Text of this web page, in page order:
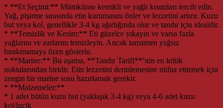
* **Et Seçimi:** Mümkünse kemikli ve yağlı kısımları tercih edin.
Yağ, pişirme sırasında etin kurumasını önler ve lezzetini artırır. Kuzu
but veya kol, genellikle 3-4 kg ağırlığında olur ve tandır için idealdir.
* **Temizlik ve Kesim:** Eti güzelce yıkayın ve varsa fazla
yağlarını ve zarlarını temizleyin. Ancak tamamen yağsız
bırakmamaya özen gösterin.
* **Marine:** Bu aşama, **Tandır Tarifi**’nin en kritik
noktalarından biridir. Etin lezzetini derinlemesine nüfuz ettirmek için
zengin bir marine sosu hazırlamak gerekir.
* **Malzemeler:**
* 1 adet bütün kuzu but (yaklaşık 3-4 kg) veya 4-6 adet kuzu
kol/incik